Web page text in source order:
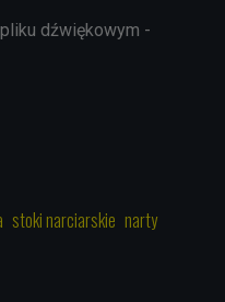
dźwiękowym -
stoki narciarskie narty